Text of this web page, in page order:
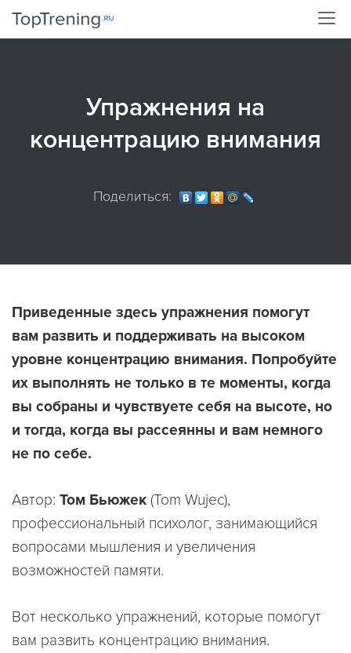
Упражнения на
концентрацию внимания
Поделиться:
Приведенные здесь упражнения помогут
вам развить и поддерживать на высоком
уровне концентрацию внимания. Попробуйте
их выполнять не только в те моменты, когда
вы собраны и чувствуете себя на высоте, но
и тогда, когда вы рассеянны и вам немного
не по себе.
Автор: Том Бьюжек (Tom Wujec),
профессиональный психолог, занимающийся
вопросами мышления и увеличения
возможностей памяти.
Вот несколько упражнений, которые помогут
вам развить концентрацию внимания.